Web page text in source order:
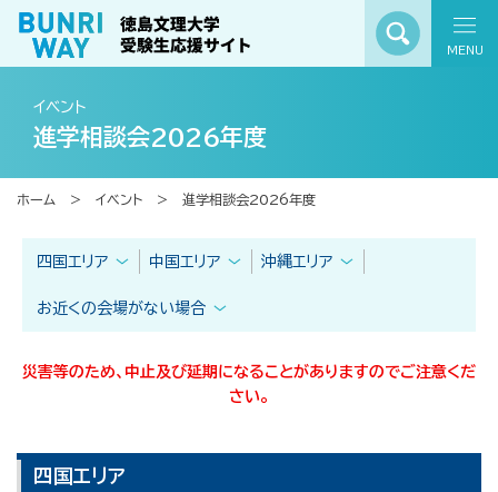
MENU
イベント
進学相談会2026年度
ホーム イベント 進学相談会2026年度
四国エリア 中国エリア 沖縄エリア
お近くの会場がない場合
災害等のため、中止及び延期になることがありますのでご注意くだ
さい。
四国エリア